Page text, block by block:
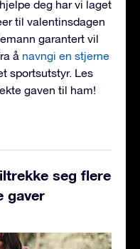
deg har vi laget
til valentinsdagen
garantert vil
å navngi en stjerne
sportsutstyr. Les
gaven til ham!
seg flere
gaver